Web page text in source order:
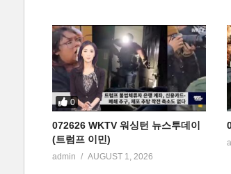
0
072626 WKTV 워싱턴 뉴스투데이
(트럼프 이민)
admin AUGUST 1, 2026